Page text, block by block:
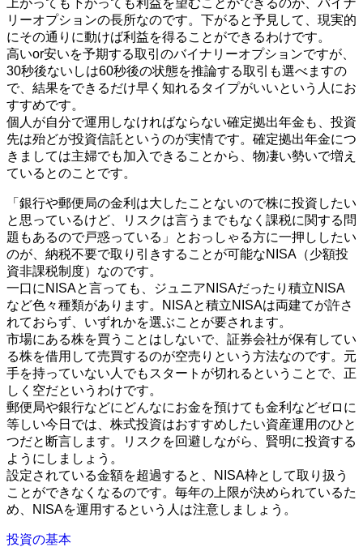
リーオプションの長所なのです。下がると予見して、現実的
にその通りに動けば利益を得ることができるわけです。
高いor安いを予期する取引のバイナリーオプションですが、
30秒後ないしは60秒後の状態を推論する取引も選べますの
で、結果をできるだけ早く知れるタイプがいいという人にお
すすめです。
個人が自分で運用しなければならない確定拠出年金も、投資
先は殆どが投資信託というのが実情です。確定拠出年金につ
きましては主婦でも加入できることから、物凄い勢いで増え
ているとのことです。
「銀行や郵便局の金利は大したことないので株に投資したい
と思っているけど、リスクは言うまでもなく課税に関する問
題もあるので戸惑っている」とおっしゃる方に一押ししたい
のが、納税不要で取り引きすることが可能なNISA（少額投
資非課税制度）なのです。
一口にNISAと言っても、ジュニアNISAだったり積立NISA
など色々種類があります。NISAと積立NISAは両建てが許さ
れておらず、いずれかを選ぶことが要されます。
市場にある株を買うことはしないで、証券会社が保有してい
る株を借用して売買するのが空売りという方法なのです。元
手を持っていない人でもスタートが切れるということで、正
しく空だというわけです。
郵便局や銀行などにどんなにお金を預けても金利などゼロに
等しい今日では、株式投資はおすすめしたい資産運用のひと
つだと断言します。リスクを回避しながら、賢明に投資する
ようにしましょう。
設定されている金額を超過すると、NISA枠として取り扱う
ことができなくなるのです。毎年の上限が決められているた
め、NISAを運用するという人は注意しましょう。
投資の基本